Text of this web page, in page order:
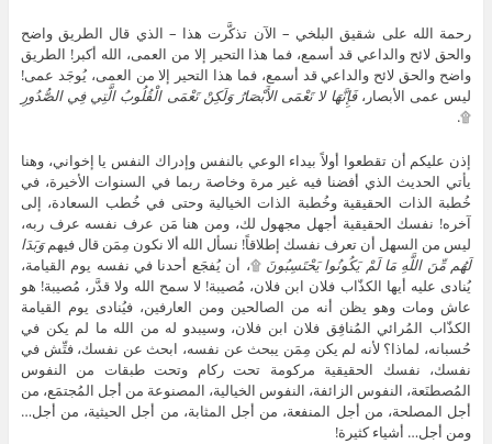
رحمة الله على شقيق البلخي – الآن تذكَّرت هذا – الذي قال الطريق واضح
والحق لائح والداعي قد أسمع، فما هذا التحير إلا من العمى، الله أكبر! الطريق
واضح والحق لائح والداعي قد أسمع، فما هذا التحير إلا من العمى، يُوجَد عمى!
ليس عمى الأبصار،فَإِنَّهَا لا تَعْمَى الأَبْصَارُ وَلَكِنْ تَعْمَى الْقُلُوبُ الَّتِي فِي الصُّدُورِ
۩.
إذن عليكم أن تقطعوا أولاً بيداء الوعي بالنفس وإدراك النفس يا إخواني، وهنا
يأتي الحديث الذي أفضنا فيه غير مرة وخاصة ربما في السنوات الأخيرة، في
خُطبة الذات الحقيقية وخُطبة الذات الخيالية وحتى في خُطب السعادة، إلى
آخره! نفسك الحقيقية أجهل مجهول لك، ومن هنا مَن عرف نفسه عرف ربه،
ليس من السهل أن تعرف نفسك إطلاقاً! نسأل الله ألا نكون مِمَن قال فيهموَبَدَا
لَهُم مِّنَ اللَّهِ مَا لَمْ يَكُونُوا يَحْتَسِبُونَ۩، أن يُفجَع أحدنا في نفسه يوم القيامة،
يُنادى عليه أيها الكذّاب فلان ابن فلان، مُصيبة! لا سمح الله ولا قدَّر، مُصيبة! هو
عاش ومات وهو يظن أنه من الصالحين ومن العارفين، فيُنادى يوم القيامة
الكذّاب المُرائي المُنافِق فلان ابن فلان، وسيبدو له من الله ما لم يكن في
حُسبانه، لماذا؟ لأنه لم يكن مِمَن يبحث عن نفسه، ابحث عن نفسك، فتِّش في
نفسك، نفسك الحقيقية مركومة تحت ركام وتحت طبقات من النفوس
المُصطنَعة، النفوس الزائفة، النفوس الخيالية، المصنوعة من أجل المُجتمَع، من
أجل المصلحة، من أجل المنفعة، من أجل المثابة، من أجل الحيثية، من أجل…
ومن أجل… أشياء كثيرة!